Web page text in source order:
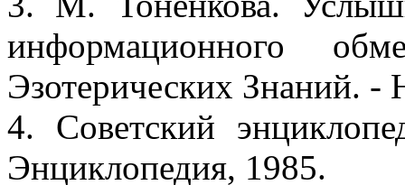
информационного
Эзотерических Знаний.
4. Советский
Энциклопедия, 1985.